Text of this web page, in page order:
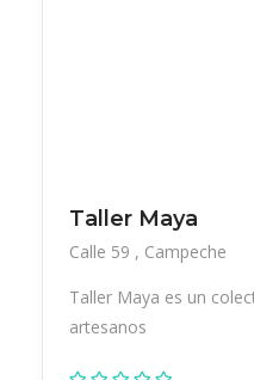
Taller Maya
Calle 59
Campeche
Taller Maya es un
artesanos